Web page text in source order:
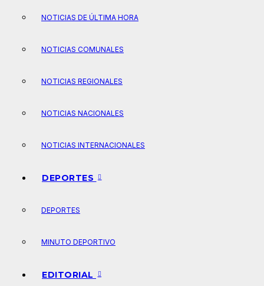
NOTICIAS DE ÚLTIMA HORA
NOTICIAS COMUNALES
NOTICIAS REGIONALES
NOTICIAS NACIONALES
NOTICIAS INTERNACIONALES
DEPORTES
DEPORTES
MINUTO DEPORTIVO
EDITORIAL